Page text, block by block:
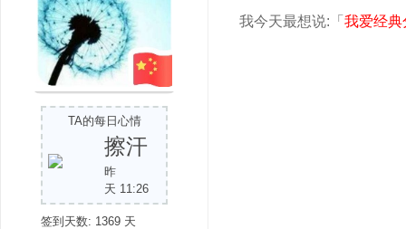
TA的每日心情
擦汗
昨
天 11:26
签到天数: 1369 天
我今天最想说:「 我爱经典